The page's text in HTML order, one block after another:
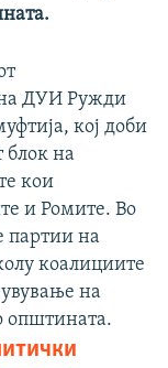
на ДУИ Ружди
кој доби
блок на
кои
и Ромите. Во
партии на
коалициите
на
општината.